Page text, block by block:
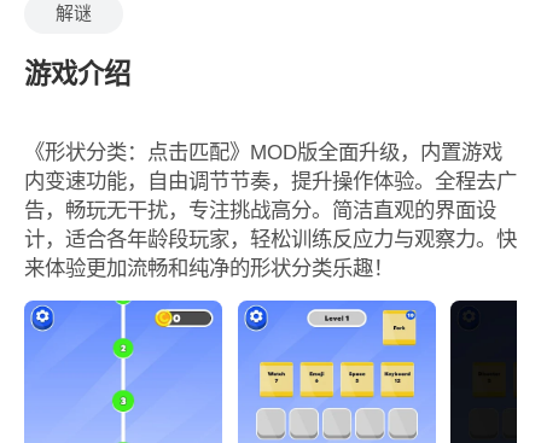
解谜
游戏介绍
《形状分类：点击匹配》MOD版全面升级，内置游戏
内变速功能，自由调节节奏，提升操作体验。全程去广
告，畅玩无干扰，专注挑战高分。简洁直观的界面设
计，适合各年龄段玩家，轻松训练反应力与观察力。快
来体验更加流畅和纯净的形状分类乐趣！